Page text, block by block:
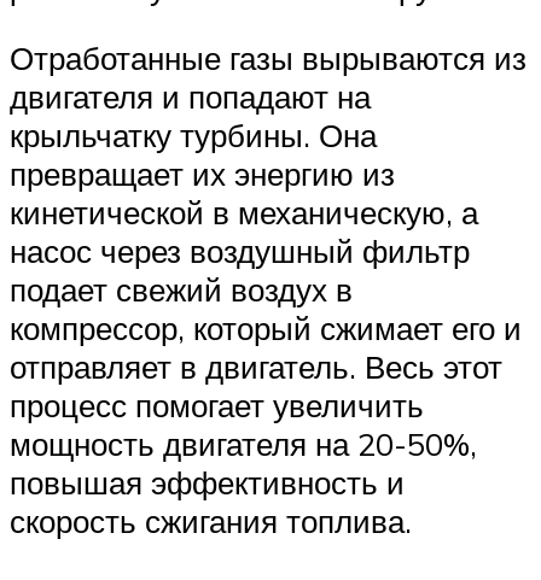
Отработанные газы вырываются из
двигателя и попадают на
крыльчатку турбины. Она
превращает их энергию из
кинетической в механическую, а
насос через воздушный фильтр
подает свежий воздух в
компрессор, который сжимает его и
отправляет в двигатель. Весь этот
процесс помогает увеличить
мощность двигателя на 20-50%,
повышая эффективность и
скорость сжигания топлива.